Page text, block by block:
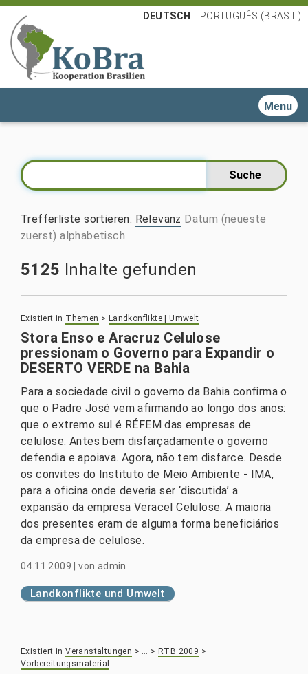
DEUTSCH PORTUGUÊS (BRASIL)
Toggle
Trefferliste sortieren: Relevanz Datum (neueste
zuerst) alphabetisch
5125 Inhalte gefunden
Existiert in Themen > Landkonflikte | Umwelt
Stora Enso e Aracruz Celulose
pressionam o Governo para Expandir o
DESERTO VERDE na Bahia
Para a sociedade civil o governo da Bahia confirma o
que o Padre José vem afirmando ao longo dos anos:
que o extremo sul é RÉFEM das empresas de
celulose. Antes bem disfarçadamente o governo
defendia e apoiava. Agora, não tem disfarce. Desde
os convites do Instituto de Meio Ambiente - IMA,
para a oficina onde deveria ser ‘discutida’ a
expansão da empresa Veracel Celulose. A maioria
dos presentes eram de alguma forma beneficiários
da empresa de celulose.
04.11.2009 |von admin
Landkonflikte und Umwelt
Existiert in Veranstaltungen > … > RTB 2009 >
Vorbereitungsmaterial